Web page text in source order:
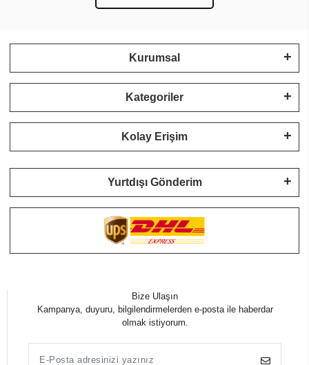
Kurumsal
Kategoriler
Kolay Erişim
Yurtdışı Gönderim
Bize Ulaşın
Kampanya, duyuru, bilgilendirmelerden e-posta ile haberdar
olmak istiyorum.